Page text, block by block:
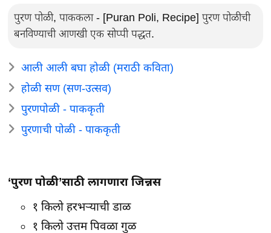
पुरण पोळी, पाककला - [Puran Poli, Recipe] पुरण पोळीची
बनविण्याची आणखी एक सोप्पी पद्धत.
आली आली बघा होळी (मराठी कविता)
होळी सण (सण-उत्सव)
पुरणपोळी - पाककृती
पुरणाची पोळी - पाककृती
‘पुरण पोळी’साठी लागणारा जिन्नस
१ किलो हरभऱ्याची डाळ
१ किलो उत्तम पिवळा गुळ